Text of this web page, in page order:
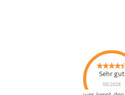
Sehr gut
08/2026